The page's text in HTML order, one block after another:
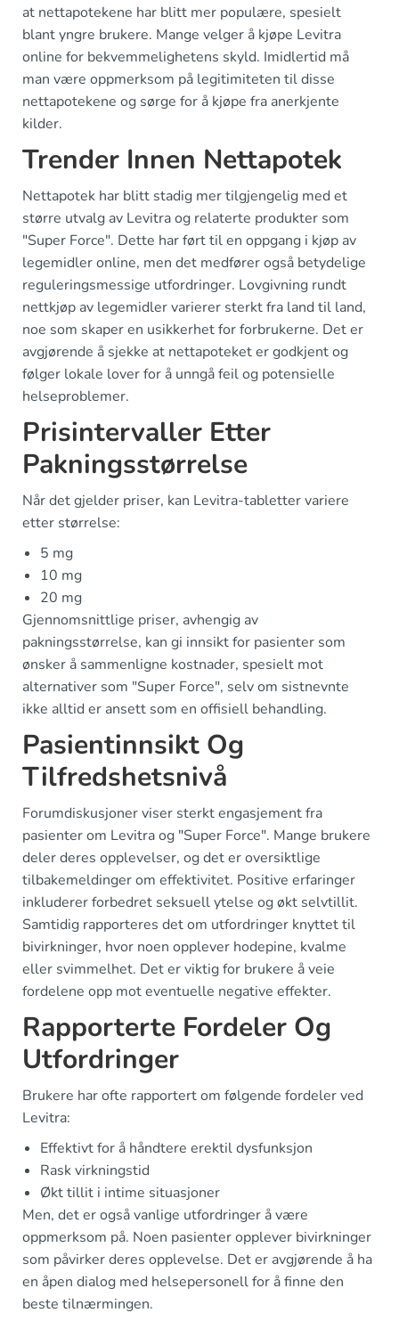
at nettapotekene har blitt mer populære, spesielt
blant yngre brukere. Mange velger å kjøpe Levitra
online for bekvemmelighetens skyld. Imidlertid må
man være oppmerksom på legitimiteten til disse
nettapotekene og sørge for å kjøpe fra anerkjente
kilder.
Trender Innen Nettapotek
Nettapotek har blitt stadig mer tilgjengelig med et
større utvalg av Levitra og relaterte produkter som
"Super Force". Dette har ført til en oppgang i kjøp av
legemidler online, men det medfører også betydelige
reguleringsmessige utfordringer. Lovgivning rundt
nettkjøp av legemidler varierer sterkt fra land til land,
noe som skaper en usikkerhet for forbrukerne. Det er
avgjørende å sjekke at nettapoteket er godkjent og
følger lokale lover for å unngå feil og potensielle
helseproblemer.
Prisintervaller Etter
Pakningsstørrelse
Når det gjelder priser, kan Levitra-tabletter variere
etter størrelse:
5 mg
10 mg
20 mg
Gjennomsnittlige priser, avhengig av
pakningsstørrelse, kan gi innsikt for pasienter som
ønsker å sammenligne kostnader, spesielt mot
alternativer som "Super Force", selv om sistnevnte
ikke alltid er ansett som en offisiell behandling.
Pasientinnsikt Og
Tilfredshetsnivå
Forumdiskusjoner viser sterkt engasjement fra
pasienter om Levitra og "Super Force". Mange brukere
deler deres opplevelser, og det er oversiktlige
tilbakemeldinger om effektivitet. Positive erfaringer
inkluderer forbedret seksuell ytelse og økt selvtillit.
Samtidig rapporteres det om utfordringer knyttet til
bivirkninger, hvor noen opplever hodepine, kvalme
eller svimmelhet. Det er viktig for brukere å veie
fordelene opp mot eventuelle negative effekter.
Rapporterte Fordeler Og
Utfordringer
Brukere har ofte rapportert om følgende fordeler ved
Levitra:
Effektivt for å håndtere erektil dysfunksjon
Rask virkningstid
Økt tillit i intime situasjoner
Men, det er også vanlige utfordringer å være
oppmerksom på. Noen pasienter opplever bivirkninger
som påvirker deres opplevelse. Det er avgjørende å ha
en åpen dialog med helsepersonell for å finne den
beste tilnærmingen.